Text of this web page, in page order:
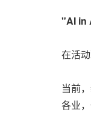
"AI in
在活
当前
各业